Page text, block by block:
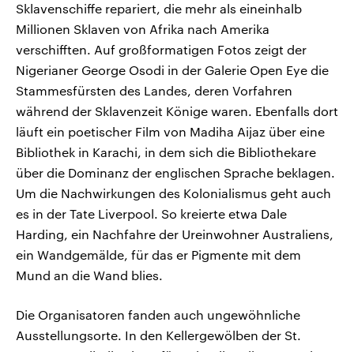
Sklavenschiffe repariert, die mehr als eineinhalb
Millionen Sklaven von Afrika nach Amerika
verschifften. Auf großformatigen Fotos zeigt der
Nigerianer George Osodi in der Galerie Open Eye die
Stammesfürsten des Landes, deren Vorfahren
während der Sklavenzeit Könige waren. Ebenfalls dort
läuft ein poetischer Film von Madiha Aijaz über eine
Bibliothek in Karachi, in dem sich die Bibliothekare
über die Dominanz der englischen Sprache beklagen.
Um die Nachwirkungen des Kolonialismus geht auch
es in der Tate Liverpool. So kreierte etwa Dale
Harding, ein Nachfahre der Ureinwohner Australiens,
ein Wandgemälde, für das er Pigmente mit dem
Mund an die Wand blies.
Die Organisatoren fanden auch ungewöhnliche
Ausstellungsorte. In den Kellergewölben der St.